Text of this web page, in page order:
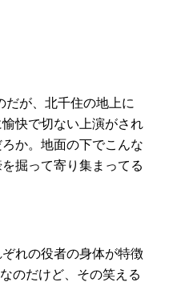
だが、北千住の地上に
快で切ない上演がされ
か。地面の下でこんな
掘って寄り集まってる
れの役者の身体が特徴
のだけど、その笑える